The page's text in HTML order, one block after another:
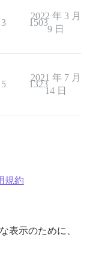
3 1503
2022 年 3 月
9 日
5 1323
2021 年 7 月
14 日
規約
表示のために、